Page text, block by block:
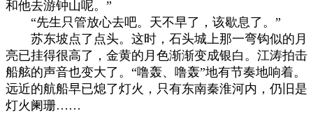
和他去游钟山呢。”
“先生只管放心去吧。天不早了，该歇息了。”
苏东坡点了点头。这时，石头城上那一弯钩似的月
亮已挂得很高了，金黄的月色渐渐变成银白。江涛拍击
船舷的声音也变大了。“噜轰、噜轰”地有节奏地响着。
远近的航船早已熄了灯火，只有东南秦淮河内，仍旧是
灯火阑珊……